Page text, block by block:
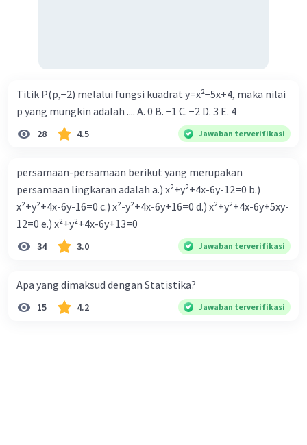
Titik P(p,−2) melalui fungsi kuadrat y=x²−5x+4, maka nilai
p yang mungkin adalah .... A. 0 B. −1 C. −2 D. 3 E. 4
28 4.5 Jawaban terverifikasi
persamaan-persamaan berikut yang merupakan
persamaan lingkaran adalah a.) x²+y²+4x-6y-12=0 b.)
x²+y²+4x-6y-16=0 c.) x²-y²+4x-6y+16=0 d.) x²+y²+4x-6y+5xy-
12=0 e.) x²+y²+4x-6y+13=0
34 3.0 Jawaban terverifikasi
Apa yang dimaksud dengan Statistika?
15 4.2 Jawaban terverifikasi